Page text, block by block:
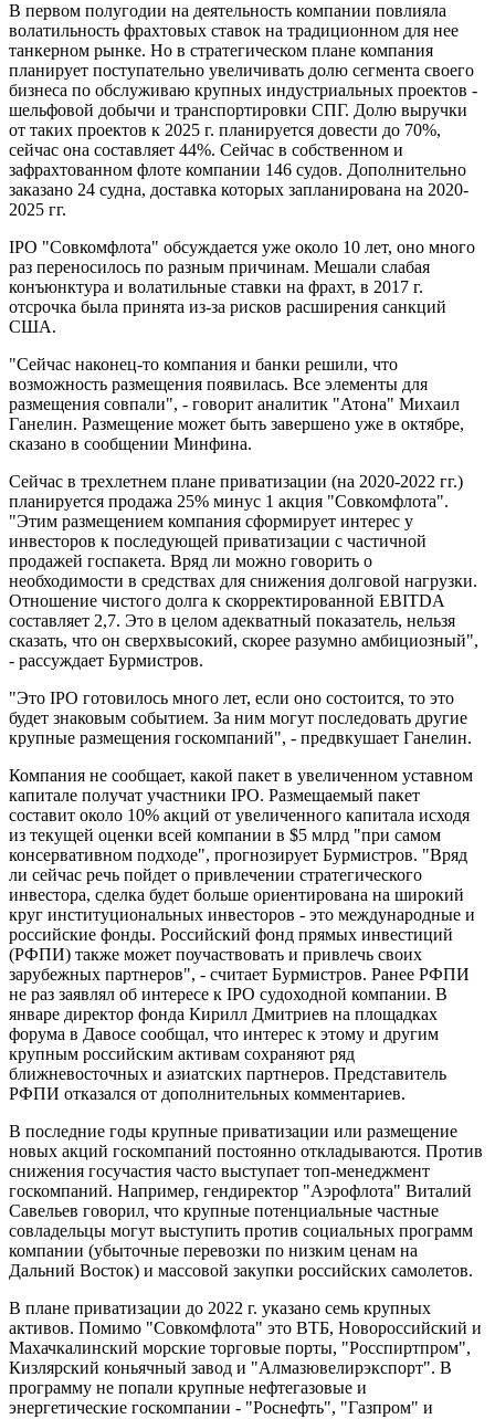
В первом полугодии на деятельность компании повлияла
волатильность фрахтовых ставок на традиционном для нее
танкерном рынке. Но в стратегическом плане компания
планирует поступательно увеличивать долю сегмента своего
бизнеса по обслуживаю крупных индустриальных проектов -
шельфовой добычи и транспортировки СПГ. Долю выручки
от таких проектов к 2025 г. планируется довести до 70%,
сейчас она составляет 44%. Сейчас в собственном и
зафрахтованном флоте компании 146 судов. Дополнительно
заказано 24 судна, доставка которых запланирована на 2020-
2025 гг.
IPO "Совкомфлота" обсуждается уже около 10 лет, оно много
раз переносилось по разным причинам. Мешали слабая
конъюнктура и волатильные ставки на фрахт, в 2017 г.
отсрочка была принята из-за рисков расширения санкций
США.
"Сейчас наконец-то компания и банки решили, что
возможность размещения появилась. Все элементы для
размещения совпали", - говорит аналитик "Атона" Михаил
Ганелин. Размещение может быть завершено уже в октябре,
сказано в сообщении Минфина.
Сейчас в трехлетнем плане приватизации (на 2020-2022 гг.)
планируется продажа 25% минус 1 акция "Совкомфлота".
"Этим размещением компания сформирует интерес у
инвесторов к последующей приватизации с частичной
продажей госпакета. Вряд ли можно говорить о
необходимости в средствах для снижения долговой нагрузки.
Отношение чистого долга к скорректированной EBITDA
составляет 2,7. Это в целом адекватный показатель, нельзя
сказать, что он сверхвысокий, скорее разумно амбициозный",
- рассуждает Бурмистров.
"Это IPO готовилось много лет, если оно состоится, то это
будет знаковым событием. За ним могут последовать другие
крупные размещения госкомпаний", - предвкушает Ганелин.
Компания не сообщает, какой пакет в увеличенном уставном
капитале получат участники IPO. Размещаемый пакет
составит около 10% акций от увеличенного капитала исходя
из текущей оценки всей компании в $5 млрд "при самом
консервативном подходе", прогнозирует Бурмистров. "Вряд
ли сейчас речь пойдет о привлечении стратегического
инвестора, сделка будет больше ориентирована на широкий
круг институциональных инвесторов - это международные и
российские фонды. Российский фонд прямых инвестиций
(РФПИ) также может поучаствовать и привлечь своих
зарубежных партнеров", - считает Бурмистров. Ранее РФПИ
не раз заявлял об интересе к IPO судоходной компании. В
январе директор фонда Кирилл Дмитриев на площадках
форума в Давосе сообщал, что интерес к этому и другим
крупным российским активам сохраняют ряд
ближневосточных и азиатских партнеров. Представитель
РФПИ отказался от дополнительных комментариев.
В последние годы крупные приватизации или размещение
новых акций госкомпаний постоянно откладываются. Против
снижения госучастия часто выступает топ-менеджмент
госкомпаний. Например, гендиректор "Аэрофлота" Виталий
Савельев говорил, что крупные потенциальные частные
совладельцы могут выступить против социальных программ
компании (убыточные перевозки по низким ценам на
Дальний Восток) и массовой закупки российских самолетов.
В плане приватизации до 2022 г. указано семь крупных
активов. Помимо "Совкомфлота" это ВТБ, Новороссийский и
Махачкалинский морские торговые порты, "Росспиртпром",
Кизлярский коньячный завод и "Алмазювелирэкспорт". В
программу не попали крупные нефтегазовые и
энергетические госкомпании - "Роснефть", "Газпром" и